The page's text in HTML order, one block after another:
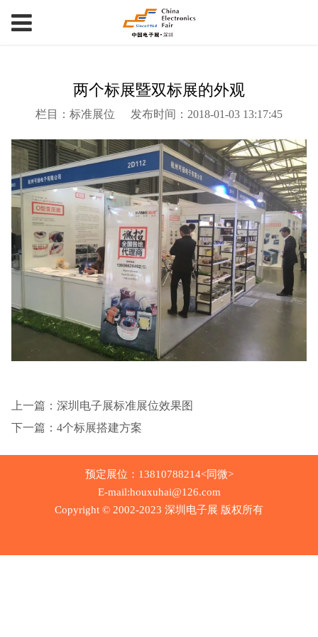
两个标展暨双标展的外观
栏目：标准展位 发布时间：2018-01-03 13:17:45
上一篇：深圳电子展标准展位效果图
下一篇：4个标展搭建方案
预定展位：13810788214<同微>
E-mail:houxuhai@126.com
Copyright © 2002-2023 深圳电子展 版权所有